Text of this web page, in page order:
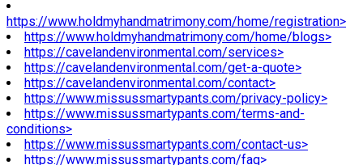
https://www.holdmyhandmatrimony.com/home/registration>
https://www.holdmyhandmatrimony.com/home/blogs>
https://cavelandenvironmental.com/services>
https://cavelandenvironmental.com/get-a-quote>
https://cavelandenvironmental.com/contact>
https://www.missussmartypants.com/privacy-policy>
https://www.missussmartypants.com/terms-and-
conditions>
https://www.missussmartypants.com/contact-us>
https://www.missussmartypants.com/faq>